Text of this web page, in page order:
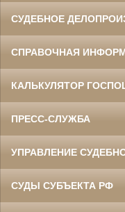
СУДЕБНОЕ
СПРАВОЧНАЯ
КАЛЬКУЛЯТОР
ПРЕСС-СЛУЖБА
УПРАВЛЕНИЕ
СУДЫ СУБЪЕКТА РФ